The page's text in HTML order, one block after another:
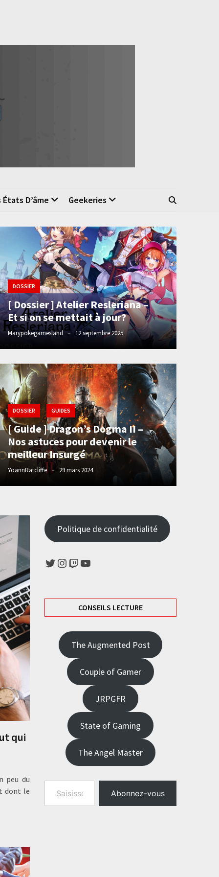
D’âme Geekeries
DOSSIER
[ Dossier ] Atelier Resleriana –
Et si on se mettait à jour?
Marypokegamesland 12 septembre 2025
DOSSIER GUIDES
[ Guide ] Dragon’s Dogma II –
Nos astuces pour devenir le
meilleur Insurgé
YoannRatcliffe 29 mars 2024
qui
peu du
dont le
Politique de confidentialité
Twitter
Instagram
TwitchYouTube
CONSEILS LECTURE
The Augmented Post
Couple of Gamer
JRPGFR
State of Gaming
The Angel Master
Saisissez votre adresse e-mail…
Abonnez-vous